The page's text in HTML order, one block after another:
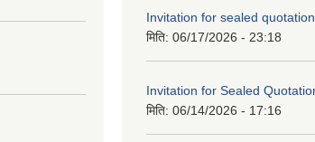
Invitation for sealed quotation
मिति: 06/17/2026 - 23:18
Invitation for Sealed
मिति: 06/14/2026 - 17:16